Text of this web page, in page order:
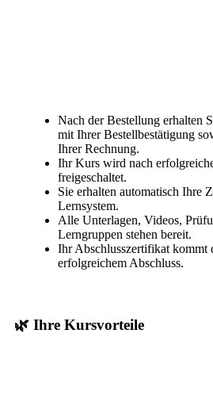
Nach der Bestellung erhalten
mit Ihrer Bestellbestätigung
Ihrer Rechnung.
Ihr Kurs wird nach
freigeschaltet.
Sie erhalten automatisch Ihre
Lernsystem.
Alle Unterlagen, Videos,
Lerngruppen stehen bereit.
Ihr Abschlusszertifikat kommt
erfolgreichem Abschluss.
🌿 Ihre Kursvorteile